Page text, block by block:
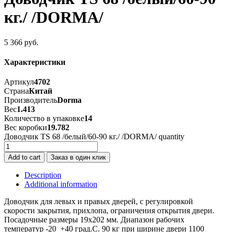
кг./ /DORMA/
5 366 руб.
Характеристики
Артикул4702
СтранаКитай
ПроизводительDorma
Вес1.413
Количество в упаковке14
Вес коробки19.782
Доводчик TS 68 /белый/60-90 кг./ /DORMA/ quantity
Add to cart Заказ в один клик
Description
Additional information
Доводчик для левых и правых дверей, с регулировкой
скорости закрытия, прихлопа, ограничения открытия двери.
Посадочные размеры 19х202 мм. Диапазон рабочих
температур -20 +40 град.С. 90 кг при ширине двери 1100